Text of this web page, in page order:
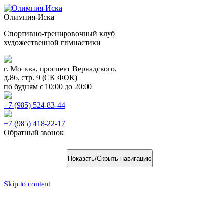
Олимпия-Иска
Спортивно-тренировочный клуб
художественной гимнастики
г. Москва, проспект Вернадского,
д.86, стр. 9 (СК ФОК)
по будням с 10:00 до 20:00
+7 (985) 524-83-44
+7 (985) 418-22-17
Обратный звонок
Показать/Скрыть навигацию
Skip to content